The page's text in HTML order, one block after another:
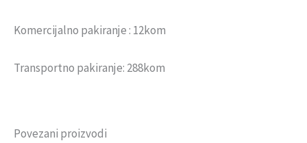
Komercijalno pakiranje : 12kom
Transportno pakiranje: 288kom
Povezani proizvodi